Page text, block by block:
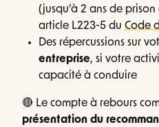
(jusqu’à 2 ans de
article L223-5 du Code
Des répercussions sur
entreprise, si votre
capacité à conduire
🔴 Le compte à rebours
présentation du